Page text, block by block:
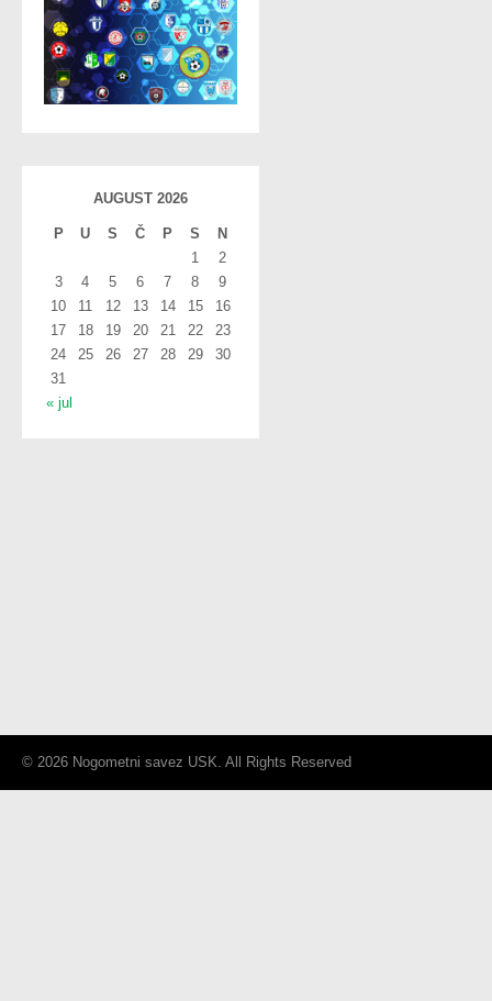
AUGUST 2026
P U S Č P S N
« jul
1
2
3
4 5 6 7 8
9
10
11 12 13 14 15
16
17
18 19 20 21 22
23
24
25 26 27 28 29
30
31
© 2026 Nogometni savez USK. All Rights Reserved